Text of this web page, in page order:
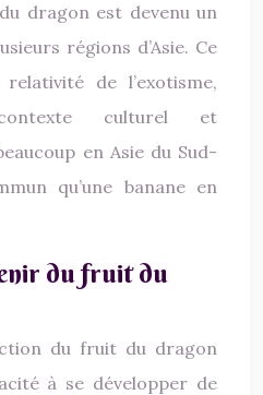
dragon est devenu un
régions d’Asie. Ce
de l’exotisme,
culturel et
en Asie du Sud-
qu’une banane en
du fruit du
du fruit du dragon
à se développer de